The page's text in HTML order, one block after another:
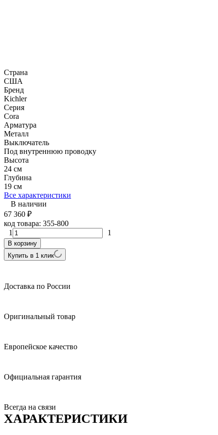
Страна
США
Бренд
Kichler
Серия
Cora
Арматура
Металл
Выключатель
Под внутреннюю проводку
Высота
24 см
Глубина
19 см
Все характеристики
В наличии
67 360 ₽
код товара: 355-800
1
1
В корзину
Купить в 1 клик
Доставка по России
Оригинальный товар
Европейское качество
Официальная гарантия
Всегда на связи
ХАРАКТЕРИСТИКИ